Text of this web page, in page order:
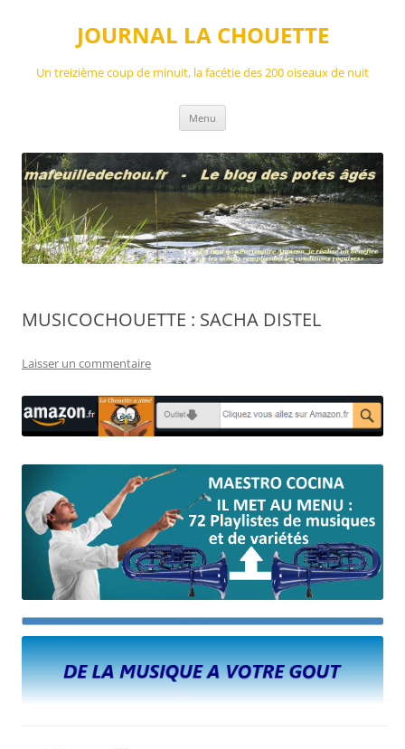
JOURNAL LA CHOUETTE
Un treizième coup de minuit, la facétie des 200 oiseaux de nuit
Menu
MUSICOCHOUETTE : SACHA DISTEL
Laisser un commentaire